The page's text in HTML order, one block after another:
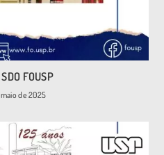
FOUSP
maio de 2025